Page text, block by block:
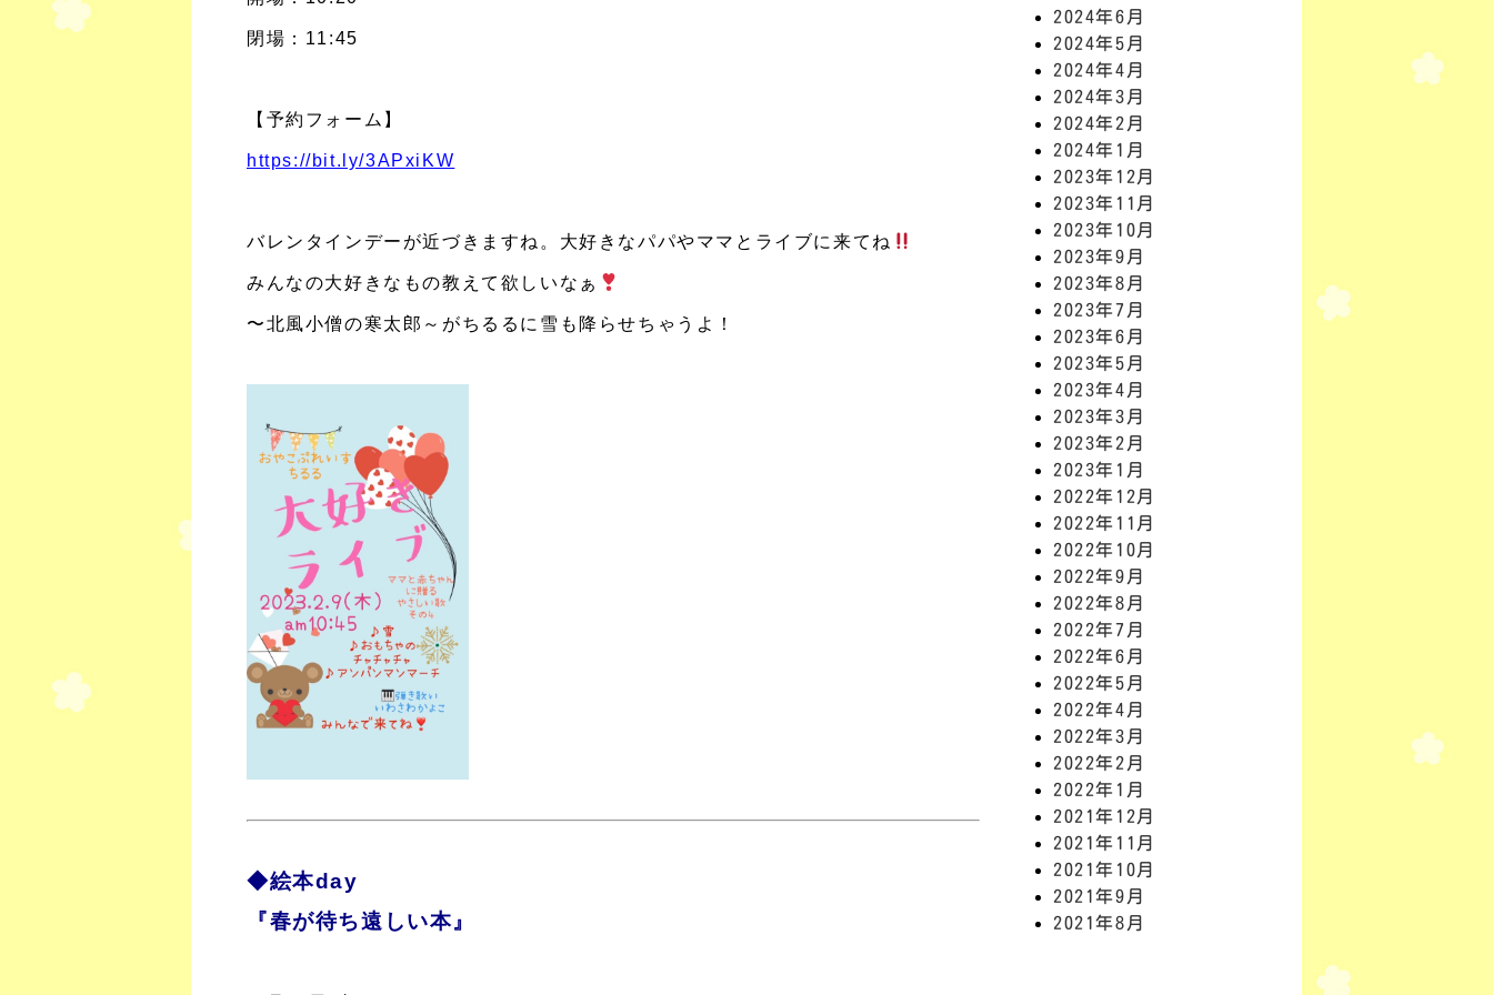
閉場：11:45
【予約フォーム】
https://bit.ly/3APxiKW
バレンタインデーが近づきますね。大好きなパパやママとライブに来てね
みんなの大好きなもの教えて欲しいなぁ
〜北風小僧の寒太郎～がちるるに雪も降らせちゃうよ！
◆絵本day
『春が待ち遠しい本』
2024年6月
2024年5月
2024年4月
2024年3月
2024年2月
2024年1月
2023年12月
2023年11月
2023年10月
2023年9月
2023年8月
2023年7月
2023年6月
2023年5月
2023年4月
2023年3月
2023年2月
2023年1月
2022年12月
2022年11月
2022年10月
2022年9月
2022年8月
2022年7月
2022年6月
2022年5月
2022年4月
2022年3月
2022年2月
2022年1月
2021年12月
2021年11月
2021年10月
2021年9月
2021年8月